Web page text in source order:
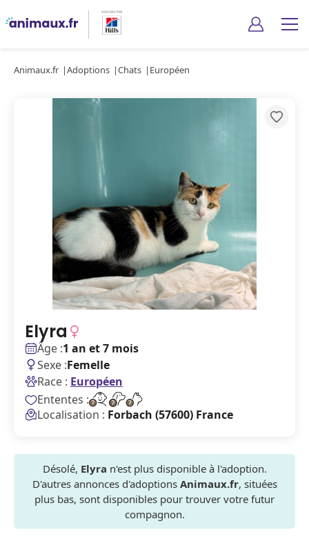
Animaux.fr Adoptions Chats Européen
Elyra
Âge :1 an et 7 mois
Sexe :Femelle
Race : Européen
Ententes :
Localisation : Forbach (57600) France
Désolé, Elyra n'est plus disponible à l'adoption.
D'autres annonces d'adoptions Animaux.fr, situées
plus bas, sont disponibles pour trouver votre futur
compagnon.